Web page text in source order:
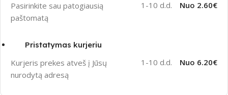
Pasirinkite sau patogiausią
paštomatą
1-10 d.d. Nuo 2.60€
Pristatymas kurjeriu
Kurjeris prekes atveš į Jūsų
nurodytą adresą
1-10 d.d. Nuo 6.20€